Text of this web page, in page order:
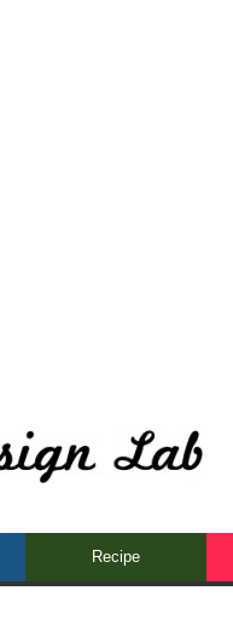
Recipe